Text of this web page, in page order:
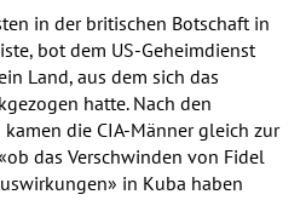
in der britischen Botschaft in
bot dem US-Geheimdienst
Land, aus dem sich das
hatte. Nach den
die CIA-Männer gleich zur
das Verschwinden von Fidel
in Kuba haben